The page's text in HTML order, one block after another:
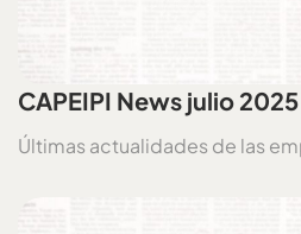
CAPEIPI News julio 2025
Últimas actualidades de las